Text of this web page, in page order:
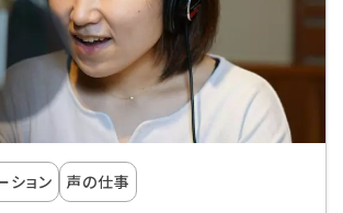
ション 声の仕事